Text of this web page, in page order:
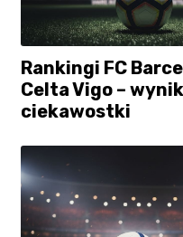
Rankingi FC
Celta Vigo –
ciekawostki